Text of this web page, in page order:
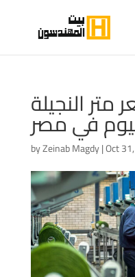
النجيلة
في مصر
byZeinab Magdy|Oct